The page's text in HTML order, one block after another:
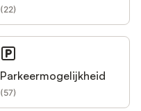
(22)
Parkeermogelijkheid
(57)